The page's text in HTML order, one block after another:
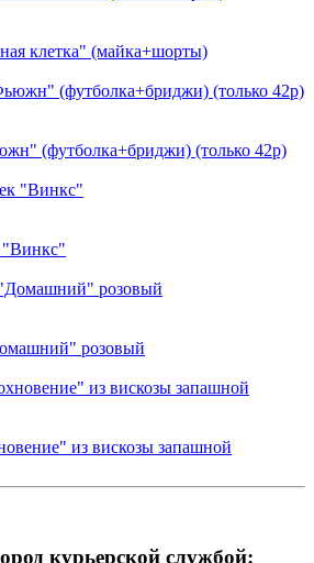
клетка" (майка+шорты)
(футболка+бриджи) (только 42р)
"Винкс"
розовый
из вискозы запашной
курьерской службой: